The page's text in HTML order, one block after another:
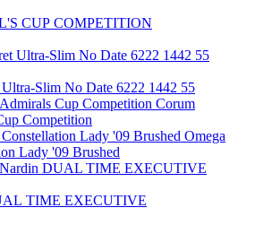
CUP COMPETITION
Slim No Date 6222 1442 55
Corum
Competition
Omega
Lady '09 Brushed
TIME EXECUTIVE